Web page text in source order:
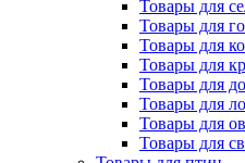
Товары для
Товары для
Товары для
Товары для
Товары для
Товары для
Товары для
Товары для